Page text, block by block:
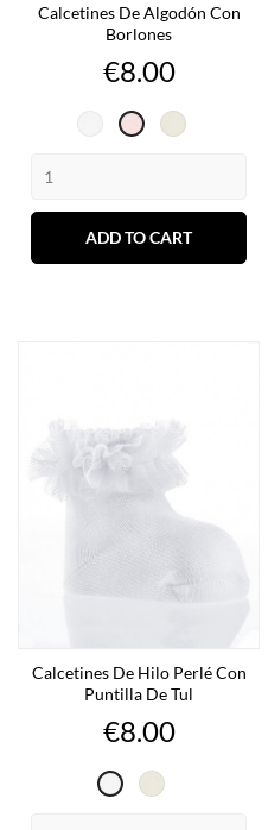
Calcetines De Algodón Con
Borlones
Price
€8.00
BlancoRosa Cava
ADD TO CART
Calcetines De Hilo Perlé Con
Puntilla De Tul
Price
€8.00
Blanco Cava